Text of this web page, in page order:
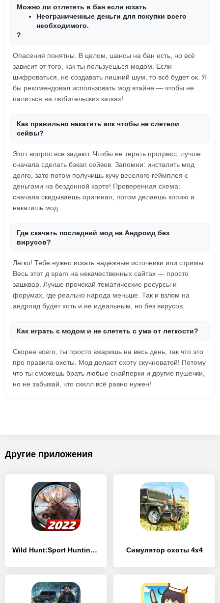
Можно ли отлететь в бан если юзать
Неограниченные деньги для покупки всего
необходимого.
?
Опасения понятны. В целом, шансы на бан есть, но всё
зависит от того, как ты пользуешься модом. Если
шифроваться, не создавать лишний шум, то всё будет ок. Я
бы рекомендовал использовать мод втайне — чтобы не
палиться на любительских катках!
Как правильно накатить апк чтобы не слетели
сейвы?
Этот вопрос все задают. Чтобы не терять прогресс, лучше
сначала сделать бэкап сейвов. Запомни: инсталить мод
долго, зато потом получишь кучу веселого геймплея с
деньгами на бездонной карте! Проверенная схема:
сначала скидываешь оригинал, потом делаешь копию и
накатишь мод.
Где скачать последний мод на Андроид без
вирусов?
Легко! Тебе нужно искать надёжные источники или стримы.
Весь этот д spam на некачественных сайтах — просто
зашквар. Лучше прочекай тематические ресурсы и
форумах, где реально народа меньше. Так и взлом на
андроид будет хоть и не идеальным, но без вирусов.
Как играть с модом и не слететь с ума от легкости?
Скорее всего, ты просто вжаришь на весь день, так что это
про правила охоты. Мод делает охоту скучноватой! Потому
что ты сможешь брать любые снайперки и другие пушечки,
но не забывай, что скилл всё равно нужен!
Другие приложения
Wild Hunt:Sport Hunting Games. Спортивная Охота 3D Симулятор охоты 4х4